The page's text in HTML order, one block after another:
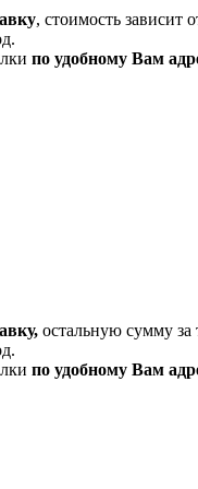
, стоимость зависит
по удобному Вам
остальную сумму за
по удобному Вам